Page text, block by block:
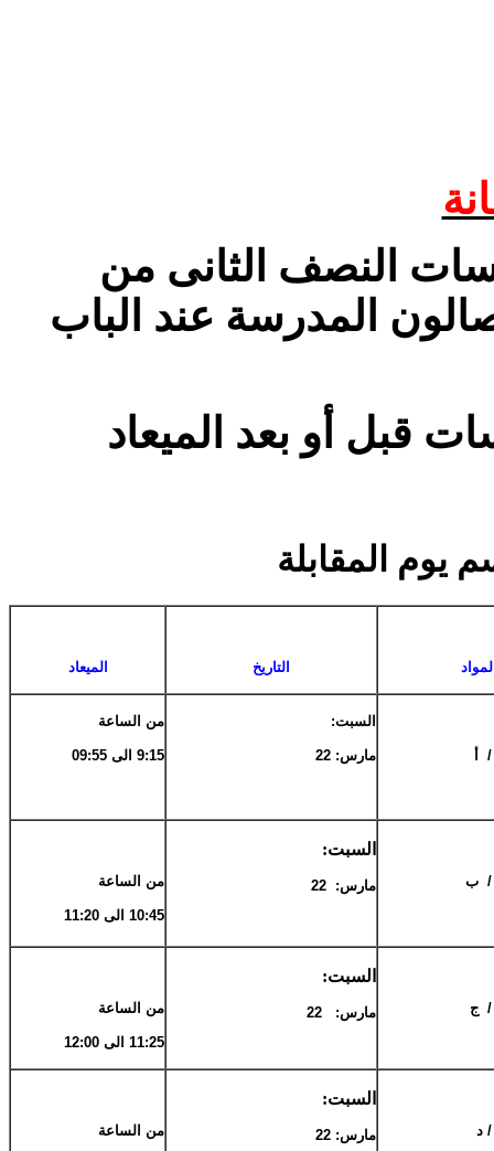
النصف الثانى من
صالون المدرسة عند الباب
قبل أو بعد الميعاد
يوم المقابلة
التاريخ الميعاد
/ أ
السبت:
مارس: 22
من الساعة
9:15 الى 09:55
/ ب
السبت:
مارس: 22 من الساعة
10:45 الى 11:20
/ ج
السبت:
مارس: 22 من الساعة
11:25 الى 12:00
د
السبت:
مارس: 22 من الساعة